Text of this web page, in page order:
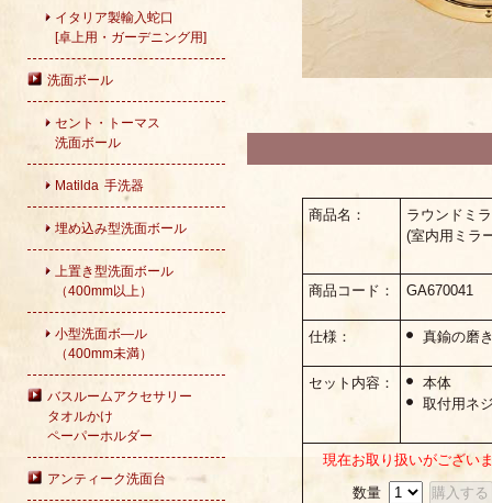
イタリア製輸入蛇口
[卓上用・ガーデニング用]
洗面ボール
セント・トーマス
洗面ボール
Matilda 手洗器
埋め込み型洗面ボール
上置き型洗面ボール
（400mm以上）
小型洗面ボ―ル
（400mm未満）
バスルームアクセサリー
タオルかけ
ペーパーホルダー
アンティーク洗面台
商品名：
ラウンドミ
(室内用ミラ
商品コード： GA670041
仕様： 真鍮の磨
セット内容：
本体
取付用ネ
現在お取り扱いがござい
数量